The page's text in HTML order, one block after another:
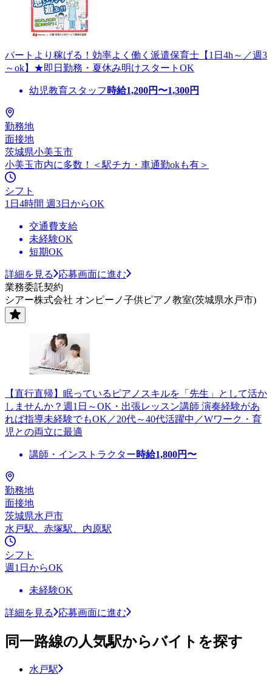
パートより稼げる！効率よく働く派遣保育士【1日4h～／週3
～ok】★即日勤務・夏休み明けスタートOK
幼児教育スタッフ 時給1,200円〜1,300円
勤務地
面接地
茨城県小美玉市
小美玉市内に多数！＜駅チカ・車通勤okも有＞
シフト
1日4時間 週3日からOK
交通費支給
未経験OK
短期OK
詳細を見る
応募画面に進む
業務委託契約
シアー株式会社 オンピーノ子供ピアノ教室(茨城県水戸市)
【直行直帰】眠っているピアノスキルを「先生」として活か
しませんか？週1日～OK・出張レッスン講師 演奏経験があ
れば指導未経験でもOK／20代～40代活躍中／Wワーク・育
児との両立に最適
講師・インストラクター時給1,800円〜
勤務地
面接地
茨城県水戸市
水戸駅、赤塚駅、内原駅
シフト
週1日からOK
未経験OK
詳細を見る 応募画面に進む
同一路線の人気駅からバイトを探す
水戸駅